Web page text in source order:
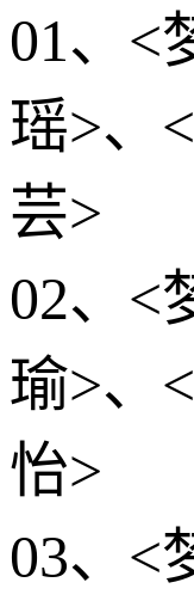
01、<
瑶>、
芸>
02、<
瑜>、
怡>
03、<